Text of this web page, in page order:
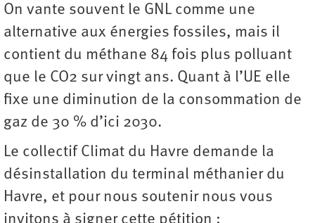
On vante souvent le GNL comme une
alternative aux énergies fossiles, mais il
contient du méthane 84 fois plus polluant
que le CO2 sur vingt ans. Quant à l’UE elle
fixe une diminution de la consommation de
gaz de 30 % d’ici 2030.
Le collectif Climat du Havre demande la
désinstallation du terminal méthanier du
Havre, et pour nous soutenir nous vous
invitons à signer cette pétition :